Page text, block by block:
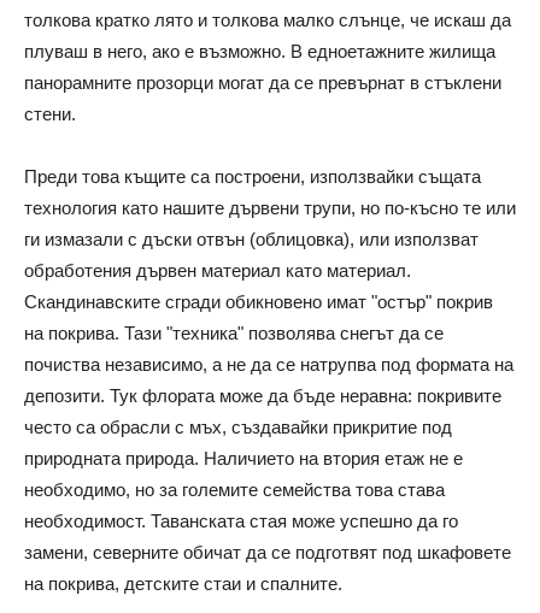
толкова кратко лято и толкова малко слънце, че искаш да
плуваш в него, ако е възможно. В едноетажните жилища
панорамните прозорци могат да се превърнат в стъклени
стени.
Преди това къщите са построени, използвайки същата
технология като нашите дървени трупи, но по-късно те или
ги измазали с дъски отвън (облицовка), или използват
обработения дървен материал като материал.
Скандинавските сгради обикновено имат "остър" покрив
на покрива. Тази "техника" позволява снегът да се
почиства независимо, а не да се натрупва под формата на
депозити. Тук флората може да бъде неравна: покривите
често са обрасли с мъх, създавайки прикритие под
природната природа. Наличието на втория етаж не е
необходимо, но за големите семейства това става
необходимост. Таванската стая може успешно да го
замени, северните обичат да се подготвят под шкафовете
на покрива, детските стаи и спалните.